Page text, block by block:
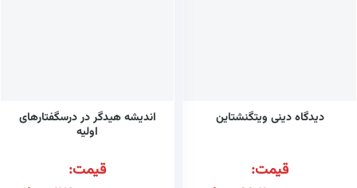
دیدگاه دینی ویتگنشتاین
قیمت:
اندیشه هیدگر در درسگفتارهای
اولیه
قیمت: